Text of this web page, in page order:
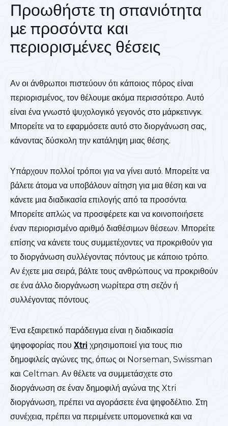
Προωθήστε τη σπανιότητα
με προσόντα και
περιορισμένες θέσεις
Αν οι άνθρωποι πιστεύουν ότι κάποιος πόρος είναι
περιορισμένος, τον θέλουμε ακόμα περισσότερο. Αυτό
είναι ένα γνωστό ψυχολογικό γεγονός στο μάρκετινγκ.
Μπορείτε να το εφαρμόσετε αυτό στο διοργάνωση σας,
κάνοντας δύσκολη την κατάληψη μιας θέσης.
Υπάρχουν πολλοί τρόποι για να γίνει αυτό. Μπορείτε να
βάλετε άτομα να υποβάλουν αίτηση για μια θέση και να
κάνετε μια διαδικασία επιλογής από τα προσόντα.
Μπορείτε απλώς να προσφέρετε και να κοινοποιήσετε
έναν περιορισμένο αριθμό διαθέσιμων θέσεων. Μπορείτε
επίσης να κάνετε τους συμμετέχοντες να προκριθούν για
το διοργάνωση συλλέγοντας πόντους με κάποιο τρόπο.
Αν έχετε μια σειρά, βάλτε τους ανθρώπους να προκριθούν
σε ένα άλλο διοργάνωση νωρίτερα στη σεζόν ή
συλλέγοντας πόντους.
Ένα εξαιρετικό παράδειγμα είναι η διαδικασία
ψηφοφορίας που Xtri χρησιμοποιεί για τους πιο
δημοφιλείς αγώνες της, όπως οι Norseman, Swissman
και Celtman. Αν θέλετε να συμμετάσχετε στο
διοργάνωση σε έναν δημοφιλή αγώνα της Xtri
διοργάνωση, πρέπει να αγοράσετε ένα ψηφοδέλτιο. Στη
συνέχεια, πρέπει να περιμένετε υπομονετικά και να